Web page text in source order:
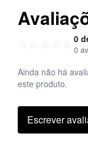
☆ ☆ ☆ ☆ ☆ 0
0
Ainda não há
este produto.
Escrever